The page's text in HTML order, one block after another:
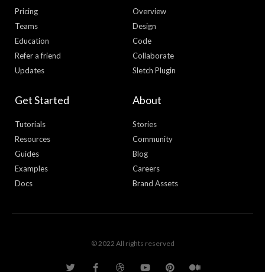
Pricing
Teams
Education
Refer a friend
Updates
Overview
Design
Code
Collaborate
Sletch Plugin
Get Started
Tutorials
Resources
Guides
Examples
Docs
About
Stories
Community
Blog
Careers
Brand Assets
© 2022 All rights reserved
w
a
r
o
i
e